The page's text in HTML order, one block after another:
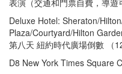
表演（交通和門票自費，導遊
Deluxe Hotel: Sheraton/
Plaza/Courtyard/Hilton
第八天 紐約時代廣場倒數 （
D8 New York Times Square